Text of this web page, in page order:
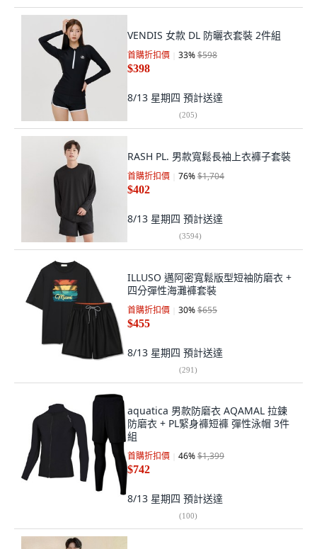
VENDIS 女款 DL 防曬衣套裝 2件組
首購折扣價 33%$598
$398
8/13 星期四 預計送達
(205)
RASH PL. 男款寬鬆長袖上衣褲子套裝
首購折扣價 76%$1,704
$402
8/13 星期四 預計送達
(3594)
ILLUSO 邁阿密寬鬆版型短袖防磨衣 +
四分彈性海灘褲套裝
首購折扣價 30%$655
$455
8/13 星期四 預計送達
(291)
aquatica 男款防磨衣 AQAMAL 拉鍊
防磨衣 + PL緊身褲短褲 彈性泳帽 3件
組
首購折扣價 46%$1,399
$742
8/13 星期四 預計送達
(100)